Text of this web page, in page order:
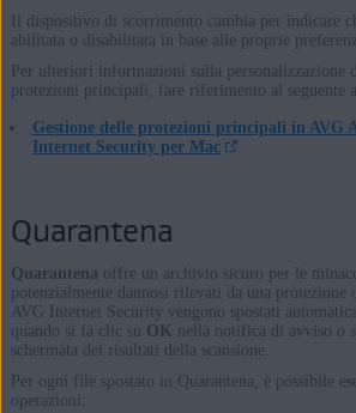
Il dispositivo di scorrimento cambia per indicare
abilitata o disabilitata in base alle proprie
Per ulteriori informazioni sulla personalizzazione
protezioni principali, fare riferimento al seguente
Gestione delle protezioni principali in AVG
Internet Security per Mac
Quarantena
Quarantena offre un archivio sicuro per le
potenzialmente dannosi rilevati da una protezione
AVG Internet Security vengono spostati
quando si fa clic su OK nella notifica di avviso o
schermata dei risultati della scansione.
Per ogni file spostato in Quarantena, è possibile
operazioni: